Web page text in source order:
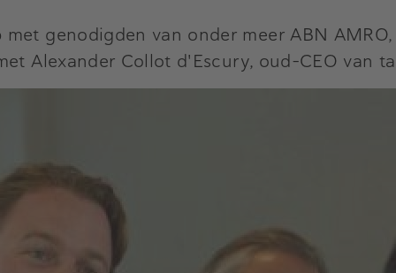
genodigden van onder meer ABN AMRO,
Alexander Collot d'Escury, oud-CEO van